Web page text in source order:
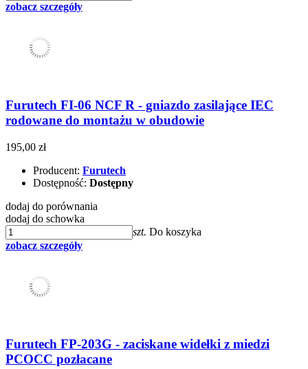
zobacz szczegóły
Furutech FI-06 NCF R - gniazdo zasilające IEC
rodowane do montażu w obudowie
195,00 zł
Producent: Furutech
Dostępność: Dostępny
dodaj do porównania
dodaj do schowka
szt. Do koszyka
zobacz szczegóły
Furutech FP-203G - zaciskane widełki z miedzi
PCOCC pozłacane